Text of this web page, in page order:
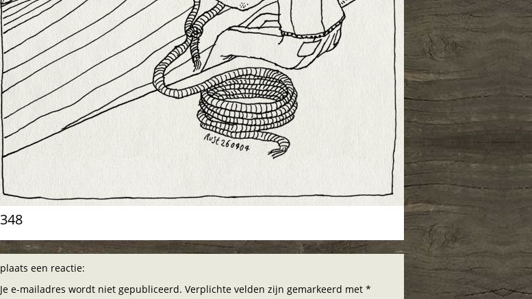
348
plaats een reactie:
Je e-mailadres wordt niet gepubliceerd. Verplichte velden zijn gemarkeerd met *